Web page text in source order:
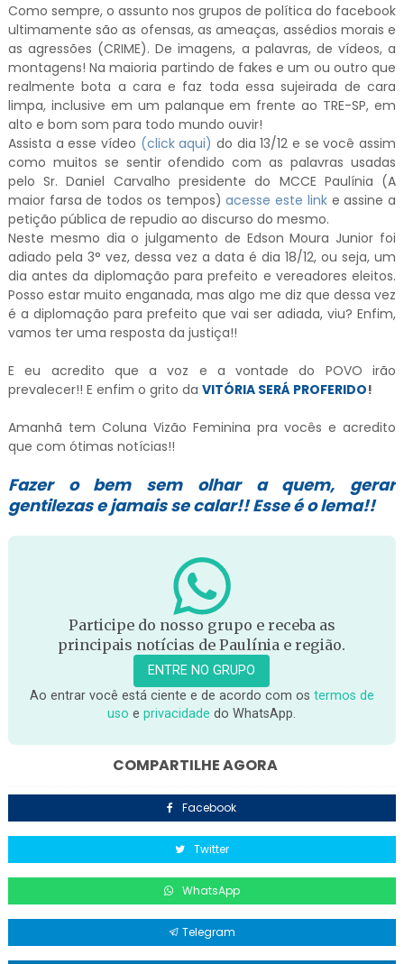
Como sempre, o assunto nos grupos de política do facebook
ultimamente são as ofensas, as ameaças, assédios morais e
as agressões (CRIME). De imagens, a palavras, de vídeos, a
montagens! Na maioria partindo de fakes e um ou outro que
realmente bota a cara e faz toda essa sujeirada de cara
limpa, inclusive em um palanque em frente ao TRE-SP, em
alto e bom som para todo mundo ouvir!
Assista a esse vídeo (click aqui) do dia 13/12 e se você assim
como muitos se sentir ofendido com as palavras usadas
pelo Sr. Daniel Carvalho presidente do MCCE Paulínia (A
maior farsa de todos os tempos)acesse este linke assine a
petição pública de repudio ao discurso do mesmo.
Neste mesmo dia o julgamento de Edson Moura Junior foi
adiado pela 3° vez, dessa vez a data é dia 18/12, ou seja, um
dia antes da diplomação para prefeito e vereadores eleitos.
Posso estar muito enganada, mas algo me diz que dessa vez
é a diplomação para prefeito que vai ser adiada, viu? Enfim,
vamos ter uma resposta da justiça!!
E eu acredito que a voz e a vontade do POVO irão
prevalecer!! E enfim o grito da VITÓRIA SERÁ PROFERIDO!
Amanhã tem Coluna Vizão Feminina pra vocês e acredito
que com ótimas notícias!!
Fazer o bem sem olhar a quem, gerar
gentilezas e jamais se calar!! Esse é o lema!!
Participe do nosso grupo e receba as
principais notícias de Paulínia e região.
ENTRE NO GRUPO
Ao entrar você está ciente e de acordo com os termos de
uso eprivacidade do WhatsApp.
COMPARTILHE AGORA
Facebook
Twitter
WhatsApp
Telegram